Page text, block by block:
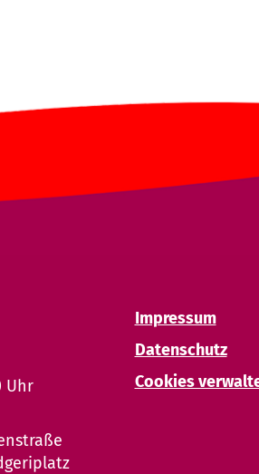
Uhr
Impressum
Datenschutz
Cookies